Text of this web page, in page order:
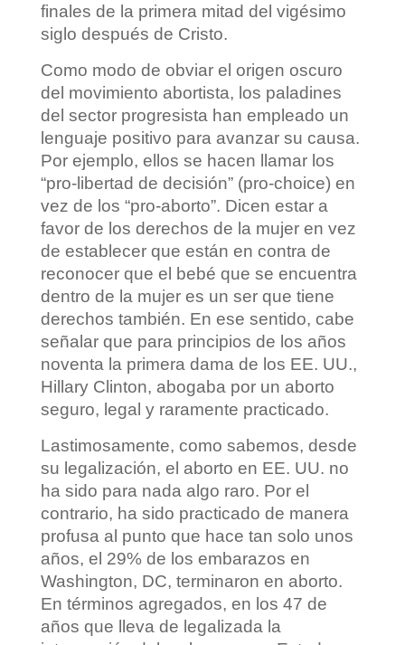
finales de la primera mitad del vigésimo
siglo después de Cristo.
Como modo de obviar el origen oscuro
del movimiento abortista, los paladines
del sector progresista han empleado un
lenguaje positivo para avanzar su causa.
Por ejemplo, ellos se hacen llamar los
“pro-libertad de decisión” (pro-choice) en
vez de los “pro-aborto”. Dicen estar a
favor de los derechos de la mujer en vez
de establecer que están en contra de
reconocer que el bebé que se encuentra
dentro de la mujer es un ser que tiene
derechos también. En ese sentido, cabe
señalar que para principios de los años
noventa la primera dama de los EE. UU.,
Hillary Clinton, abogaba por un aborto
seguro, legal y raramente practicado.
Lastimosamente, como sabemos, desde
su legalización, el aborto en EE. UU. no
ha sido para nada algo raro. Por el
contrario, ha sido practicado de manera
profusa al punto que hace tan solo unos
años, el 29% de los embarazos en
Washington, DC, terminaron en aborto.
En términos agregados, en los 47 de
años que lleva de legalizada la